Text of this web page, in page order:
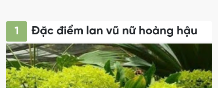
1 Đặc điểm lan vũ nữ hoàng hậu